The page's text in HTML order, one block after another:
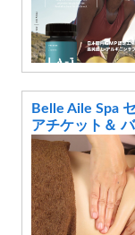
Belle Aile Spa
アチケット＆